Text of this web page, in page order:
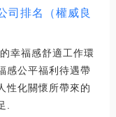
司排名（權威良
幸福感舒適工作環
感公平福利待遇帶
性化關懷所帶來的
.